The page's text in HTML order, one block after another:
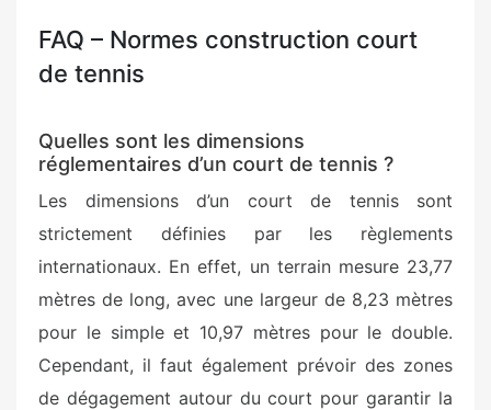
FAQ – Normes construction court
de tennis
Quelles sont les dimensions
réglementaires d’un court de tennis ?
Les dimensions d’un court de tennis sont
strictement définies par les règlements
internationaux. En effet, un terrain mesure 23,77
mètres de long, avec une largeur de 8,23 mètres
pour le simple et 10,97 mètres pour le double.
Cependant, il faut également prévoir des zones
de dégagement autour du court pour garantir la